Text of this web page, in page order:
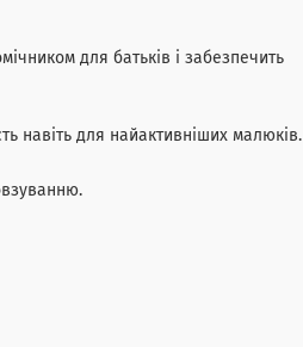
для батьків і забезпечить
навіть для найактивніших малюків.